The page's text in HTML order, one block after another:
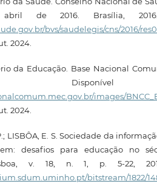
de 2016. Brasília, 2016.
bvs/saudelegis/cns/2016/
2024.
da Educação. Base Nacional
images/
2024.
LISBÔA, E. S. Sociedade da
desafios para educação no
v. 18, n. 1, p. 5-22,
bitstream/1822/